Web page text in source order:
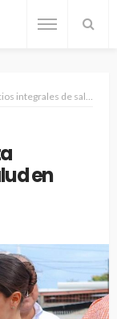
de salud en Cancún
en